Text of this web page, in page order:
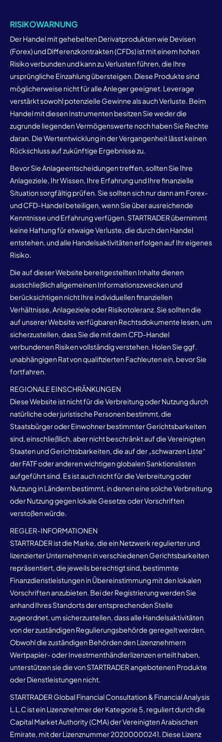
RISIKOWARNUNG
Der Handel mit gehebelten Derivatprodukten wie Devisen
(Forex) und Differenzkontrakten (CFDs) ist mit einem hohen
Risiko verbunden und kann zu Verlusten führen, die Ihre
ursprüngliche Einzahlung übersteigen. Diese Produkte sind
möglicherweise nicht für alle Anleger geeignet. Leverage
verstärkt sowohl potenzielle Gewinne als auch Verluste. Beim
Handel mit diesen Instrumenten besitzen Sie weder die
zugrunde liegenden Vermögenswerte noch haben Sie Rechte
daran. Die Wertentwicklung in der Vergangenheit lässt keinen
Rückschluss auf zukünftige Ergebnisse zu.
Bevor Sie Anlageentscheidungen treffen, sollten Sie Ihre
Anlageziele, Ihr Wissen, Ihre Erfahrung und Ihre finanzielle
Situation sorgfältig prüfen. Sie sollten sich nur dann am Forex-
und CFD-Handel beteiligen, wenn Sie über ausreichende
Kenntnisse und Erfahrung verfügen. STARTRADER übernimmt
keine Haftung für etwaige Verluste, die durch den Handel
entstehen, und alle Handelsaktivitäten erfolgen auf Ihr eigenes
Risiko.
Die auf dieser Website bereitgestellten Inhalte dienen
ausschließlich allgemeinen Informationszwecken und
berücksichtigen nicht Ihre individuellen finanziellen
Verhältnisse, Anlageziele oder Risikotoleranz. Sie sollten die
auf unserer Website verfügbaren Rechtsdokumente lesen, um
sicherzustellen, dass Sie die mit dem CFD-Handel
verbundenen Risiken vollständig verstehen. Holen Sie ggf.
unabhängigen Rat von qualifizierten Fachleuten ein, bevor Sie
fortfahren.
REGIONALE EINSCHRÄNKUNGEN
Diese Website ist nicht für die Verbreitung oder Nutzung durch
natürliche oder juristische Personen bestimmt, die
Staatsbürger oder Einwohner bestimmter Gerichtsbarkeiten
sind, einschließlich, aber nicht beschränkt auf die Vereinigten
Staaten und Gerichtsbarkeiten, die auf der „schwarzen Liste“
der FATF oder anderen wichtigen globalen Sanktionslisten
aufgeführt sind. Es ist auch nicht für die Verbreitung oder
Nutzung in Ländern bestimmt, in denen eine solche Verbreitung
oder Nutzung gegen lokale Gesetze oder Vorschriften
verstoßen würde.
REGLER-INFORMATIONEN
STARTRADER ist die Marke, die ein Netzwerk regulierter und
lizenzierter Unternehmen in verschiedenen Gerichtsbarkeiten
repräsentiert, die jeweils berechtigt sind, bestimmte
Finanzdienstleistungen in Übereinstimmung mit den lokalen
Vorschriften anzubieten. Bei der Registrierung werden Sie
anhand Ihres Standorts der entsprechenden Stelle
zugeordnet, um sicherzustellen, dass alle Handelsaktivitäten
von der zuständigen Regulierungsbehörde geregelt werden.
Obwohl die zuständigen Behörden den Lizenznehmern
Wertpapier- oder Investmenthändlerlizenzen erteilt haben,
unterstützen sie die von STARTRADER angebotenen Produkte
oder Dienstleistungen nicht.
STARTRADER Global Financial Consultation & Financial Analysis
L.L.C ist ein Lizenznehmer der Kategorie 5, reguliert durch die
Capital Market Authority (CMA) der Vereinigten Arabischen
Emirate, mit der Lizenznummer 20200000241. Diese Lizenz